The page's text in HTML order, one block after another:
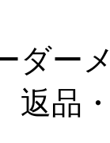
ダー
返品